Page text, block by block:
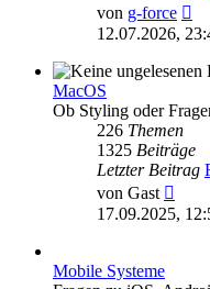
von g-force
12.07.2026,
MacOS
Ob Styling oder
226 Themen
1325 Beiträge
Letzter Beitrag
von Gast
17.09.2025,
Mobile Systeme